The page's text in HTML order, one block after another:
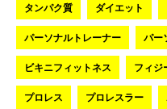
タンパク質 ダイエット
パーソナルトレーナー パー
ビキニフィットネス フィジ
プロレス プロレスラー